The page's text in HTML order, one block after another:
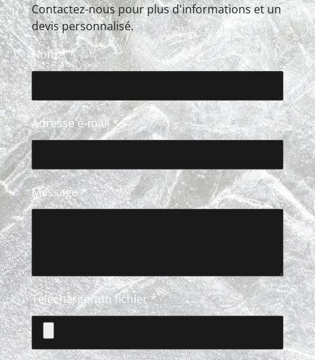
Contactez-nous pour plus d'informations et un
devis personnalisé.
Nom *
Adresse e-mail *
Message *
Télécharger un fichier *